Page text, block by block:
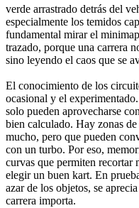
verde arrastrado detrás del
especialmente los temidos
fundamental mirar el
trazado, porque una carrera
sino leyendo el caos que se
El conocimiento de los
ocasional y el
solo pueden aprovecharse
bien calculado. Hay zonas
mucho, pero que pueden
con un turbo. Por eso,
curvas que permiten recortar
elegir un buen kart. En
azar de los objetos, se
carrera importa.